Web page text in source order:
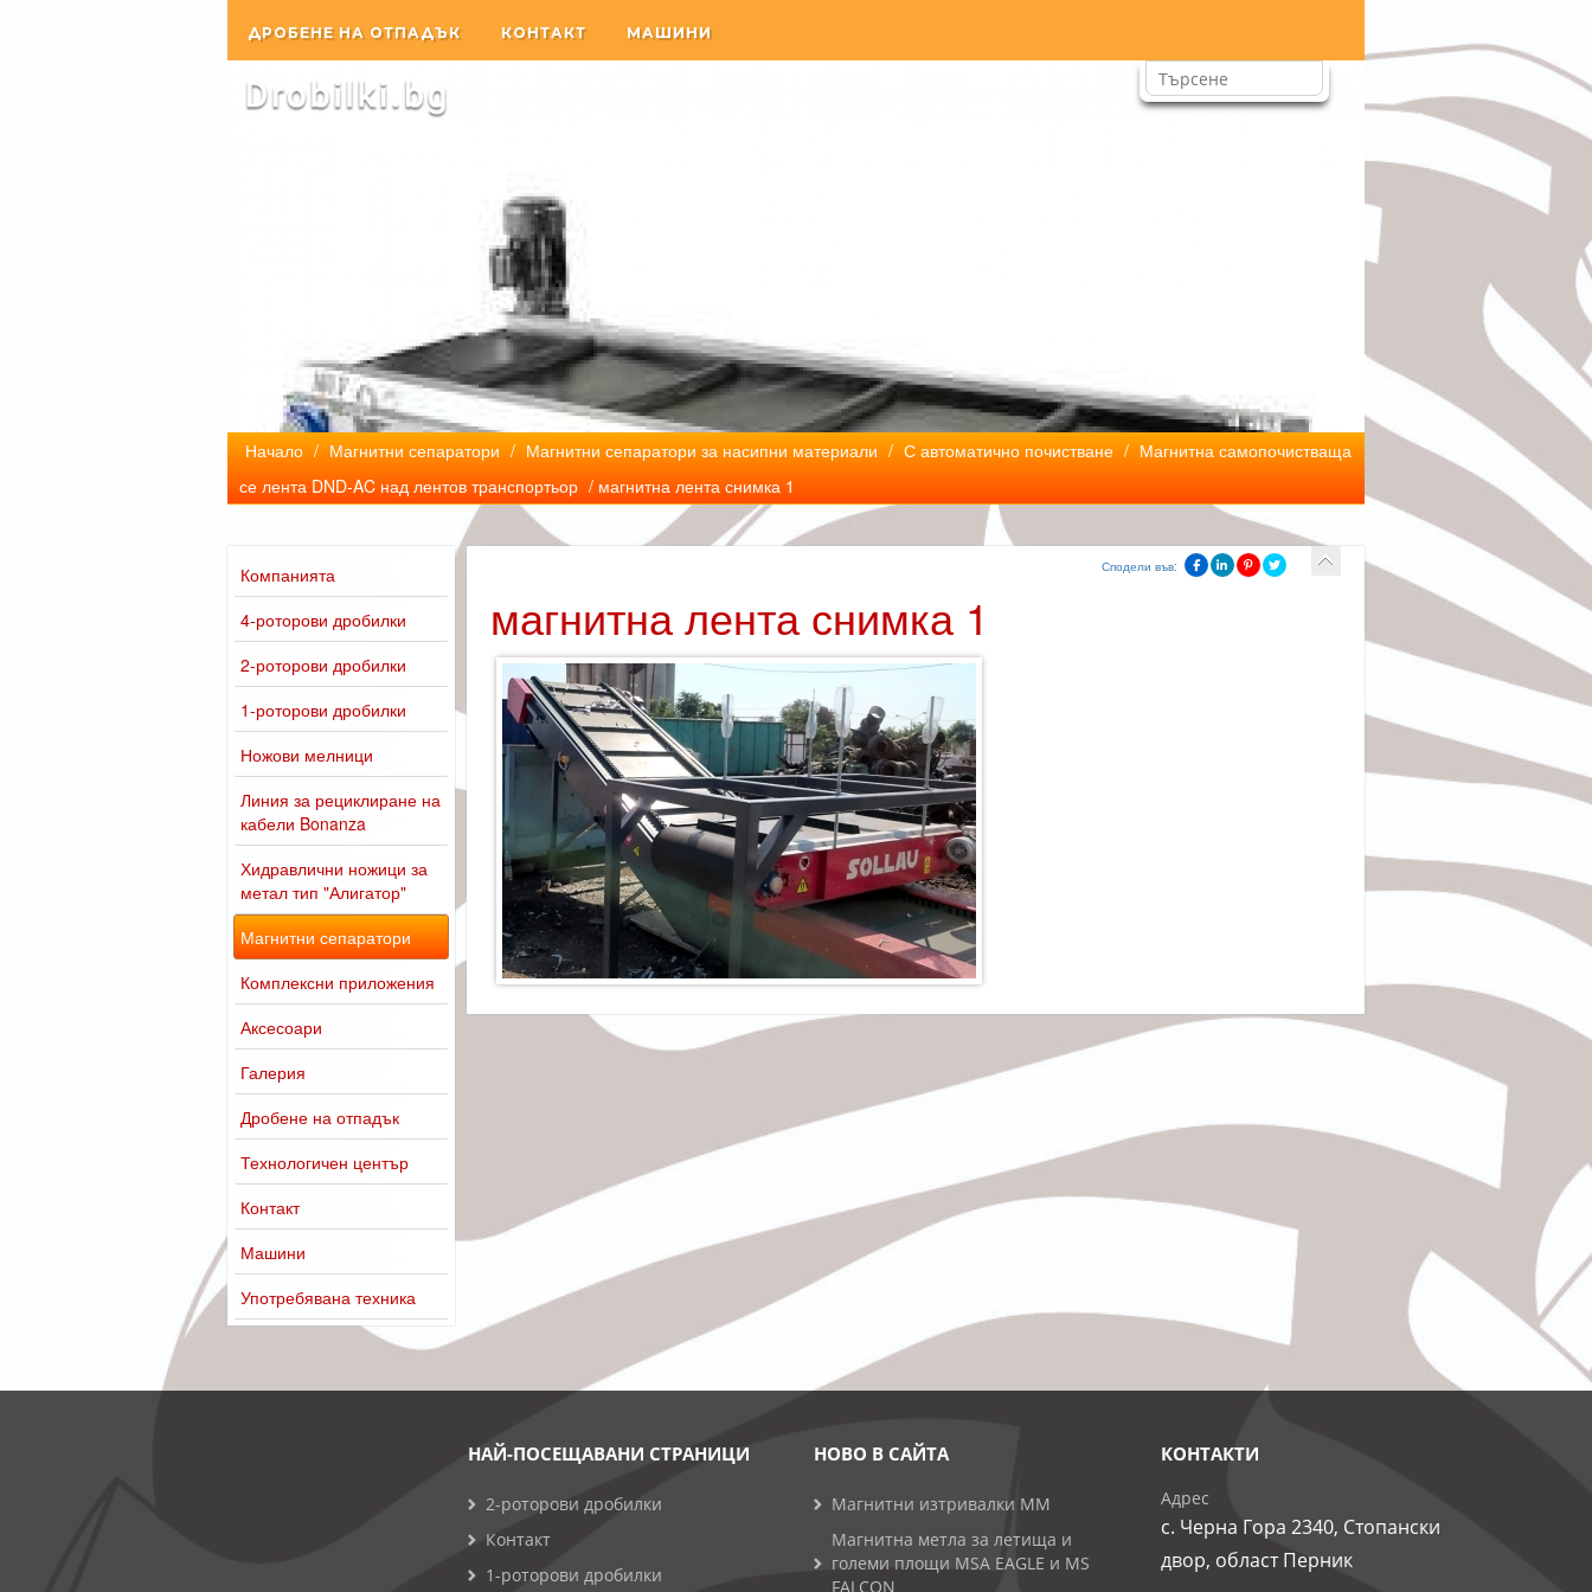
ДРОБЕНЕ НА ОТПАДЪК КОНТАКТ МАШИНИ
Начало / Магнитни сепаратори / Магнитни сепаратори за насипни материали / С автоматично почистване / Магнитна самопочистваща
се лента DND-AC над лентов транспортьор / магнитна лента снимка 1
Компанията
4-роторови дробилки
2-роторови дробилки
1-роторови дробилки
Ножови мелници
Линия за рециклиране на
кабели Bonanza
Хидравлични ножици за
метал тип "Алигатор"
Магнитни сепаратори
Комплексни приложения
Аксесоари
Галерия
Дробене на отпадък
Технологичен център
Контакт
Машини
Употребявана техника
Сподели във:
магнитна лента снимка 1
НАЙ-ПОСЕЩАВАНИ СТРАНИЦИ
2-роторови дробилки
Контакт
1-роторови дробилки
НОВО В САЙТА
Магнитни изтривалки MM
Магнитна метла за летища и
големи площи MSA EAGLE и MS
FALCON
КОНТАКТИ
Адрес
с. Черна Гора 2340, Стопански
двор, област Перник